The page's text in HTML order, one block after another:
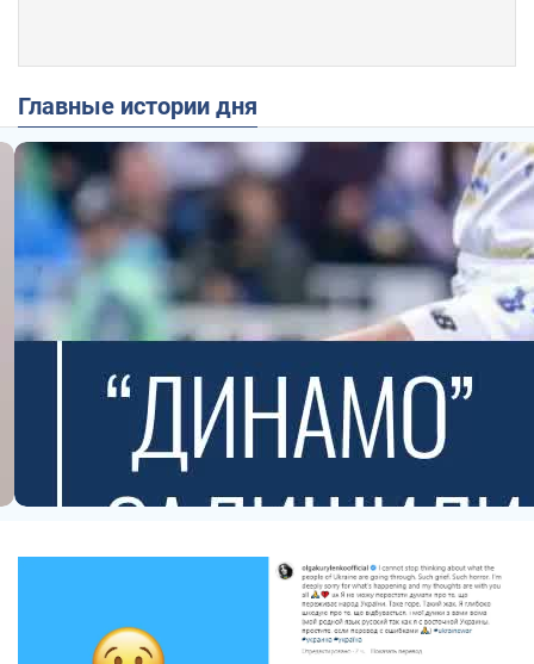
Главные истории дня